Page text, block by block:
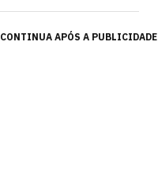
CONTINUA APÓS A PUBLICIDADE